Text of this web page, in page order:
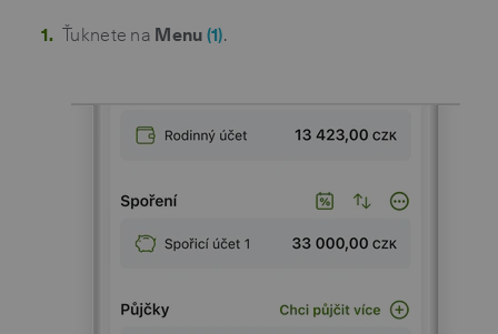
Ťuknete na Menu (1).